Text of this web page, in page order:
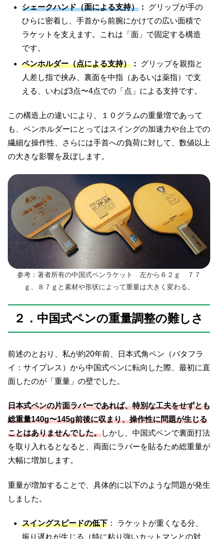
シェークハンド（面による支持） ：
グリップが手の
ひらに密着し、手首から前腕にかけての広い面積で
ラケットを支えます。これは「面」で固定する構造
です。
ペンホルダー（点による支持） ：
グリップを親指と
人差し指で挟み、裏面を中指（あるいは薬指）で支
える、いわば3点〜4点での「点」による支持です。
この構造上の違いにより、１０グラムの重量増であって
も、ペンホルダーにとってはスイングの加速力や台上での
繊細な操作性、さらには手首への負荷に対して、数値以上
の大きな影響を及ぼします。
参考：著者所有の中国式ペンラケット 左から６２ｇ ７７
ｇ、８７ｇと素材や形状によって重量は大きく変わる。
２．中国式ペンの重量調整の難しさ
前述のとおり、私が約20年前、日本式角ペン（バタフラ
イ：サイプレス）から中国式ペンに転向した際、最初に直
面したのが「重量」の壁でした。
日本式ペンの片面ラバーであれば、特別な工夫をせずとも
総重量140g〜145g前後に収まり、操作性に問題が生じる
ことはありませんでした。しかし、中国式ペンで裏面打法
を取り入れるとなると、両面にラバーを貼るため総重量が
大幅に増加します。
重量が増加することで、具体的に以下のような問題が発生
しました。
スイングスピードの低下 ： ラケットが重くなる分、
振り遅れが生じる（特に粘り強いカットマンとの対